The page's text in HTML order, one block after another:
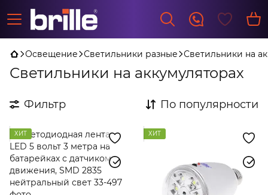
Освещение Светильники разные Светильники на
Светильники на аккумуляторах
Фильтр По популярности
ХИТ ХИТ